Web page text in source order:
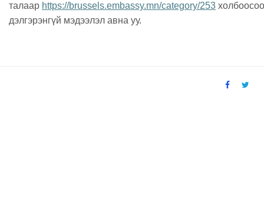
талаар https://brussels.embassy.mn/category/253
дэлгэрэнгүй мэдээлэл авна уу.